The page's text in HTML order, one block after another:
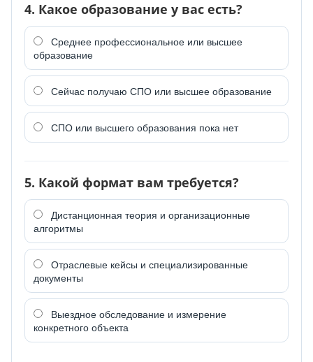
4. Какое образование у вас есть?
Среднее профессиональное или высшее
образование
Сейчас получаю СПО или высшее образование
СПО или высшего образования пока нет
5. Какой формат вам требуется?
Дистанционная теория и организационные
алгоритмы
Отраслевые кейсы и специализированные
документы
Выездное обследование и измерение
конкретного объекта